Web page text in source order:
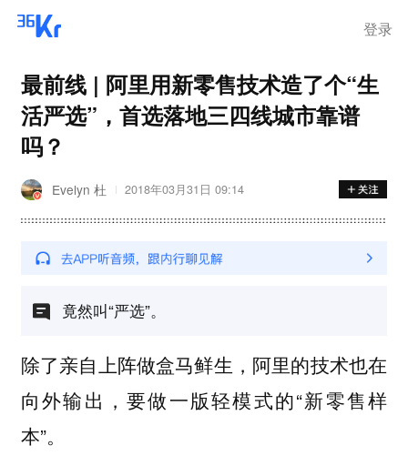
登录
最前线 | 阿里用新零售技术造了个“生
活严选”，首选落地三四线城市靠谱
吗？
Evelyn 杜 2018年03月31日 09:14
竟然叫“严选”。
除了亲自上阵做盒马鲜生，阿里的技术也在
向外输出，要做一版轻模式的“新零售样
本”。